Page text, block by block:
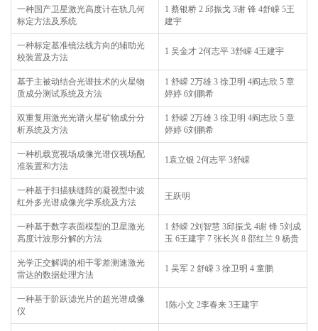
一种国产卫星激光高度计在轨几何
标定方法及系统
1 蔡银桥 2 邱振戈 3谢 锋 4舒嵘 5王
建宇
一种标定基准镜法线方向的辅助光
校装置及方法
1 吴金才 2何志平 3舒嵘 4王建宇
基于主被动结合光谱技术的火星物
质成分测试系统及方法
1 舒嵘 2万雄 3 徐卫明 4阎志欣 5 章
婷婷 6刘鹏希
双重复用激光光谱火星矿物成分分
析系统及方法
1 舒嵘 2万雄 3 徐卫明 4阎志欣 5 章
婷婷 6刘鹏希
一种机载宽视场成像光谱仪视场配
准装置和方法
1袁立银 2何志平 3舒嵘
一种基于扫描狭缝阵的凝视型中波
红外多光谱成像光学系统及方法
王跃明
一种基于数字表面模型的卫星激光
高度计波形分解的方法
1 舒嵘 2刘智慧 3邱振戈 4谢 锋 5刘成
玉 6王建宇 7 张长兴 8 邵红兰 9 杨贵
光学正交解调的相干零差测速激光
雷达的数据处理方法
1 吴军 2 舒嵘 3 徐卫明 4 童鹏
一种基于阶跃滤光片的超光谱成像
仪
1陈小文 2李春来 3王建宇